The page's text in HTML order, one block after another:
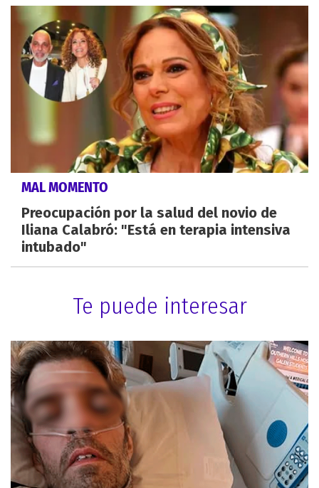
MAL MOMENTO
Preocupación por la salud del novio de
Iliana Calabró: "Está en terapia intensiva
intubado"
Te puede interesar